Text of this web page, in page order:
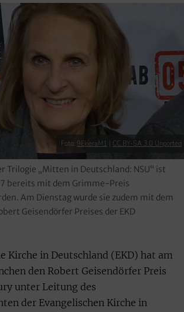
Foto: 9EkieraM1 CC BY-SA 3.0 Unported
Trilogie „Mitten in Deutschland: NSU“ ist
bereits mit dem Grimme-Preis
Am Dienstag wurde sie zudem mit dem
Geisendörfer Preises der EKD
Kirche in Deutschland (EKD) hat am
den Robert Geisendörfer Preis
unter Leitung des
der Evangelischen Kirche in